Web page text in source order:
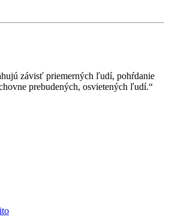
závisť priemerných ľudí, pohŕdanie
prebudených, osvietených ľudí.